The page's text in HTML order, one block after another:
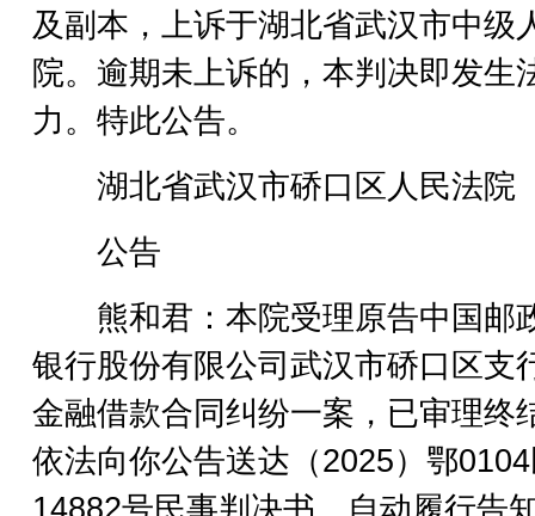
及副本，上诉于湖北省武汉市中级
院。逾期未上诉的，本判决即发生
力。特此公告。
湖北省武汉市硚口区人民法院
公告
熊和君：本院受理原告中国邮
银行股份有限公司武汉市硚口区支
金融借款合同纠纷一案，已审理终
依法向你公告送达（2025）鄂
14882号民事判决书、自动履行告